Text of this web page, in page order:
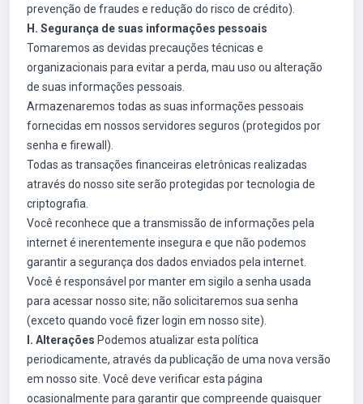
prevenção de fraudes e redução do risco de crédito).
H. Segurança de suas informações pessoais
Tomaremos as devidas precauções técnicas e
organizacionais para evitar a perda, mau uso ou alteração
de suas informações pessoais.
Armazenaremos todas as suas informações pessoais
fornecidas em nossos servidores seguros (protegidos por
senha e firewall).
Todas as transações financeiras eletrônicas realizadas
através do nosso site serão protegidas por tecnologia de
criptografia.
Você reconhece que a transmissão de informações pela
internet é inerentemente insegura e que não podemos
garantir a segurança dos dados enviados pela internet.
Você é responsável por manter em sigilo a senha usada
para acessar nosso site; não solicitaremos sua senha
(exceto quando você fizer login em nosso site).
I. Alterações Podemos atualizar esta política
periodicamente, através da publicação de uma nova versão
em nosso site. Você deve verificar esta página
ocasionalmente para garantir que compreende quaisquer